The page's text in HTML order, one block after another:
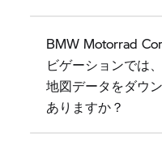
BMW Motorrad
ビゲーションでは
地図データをダウ
ありますか？